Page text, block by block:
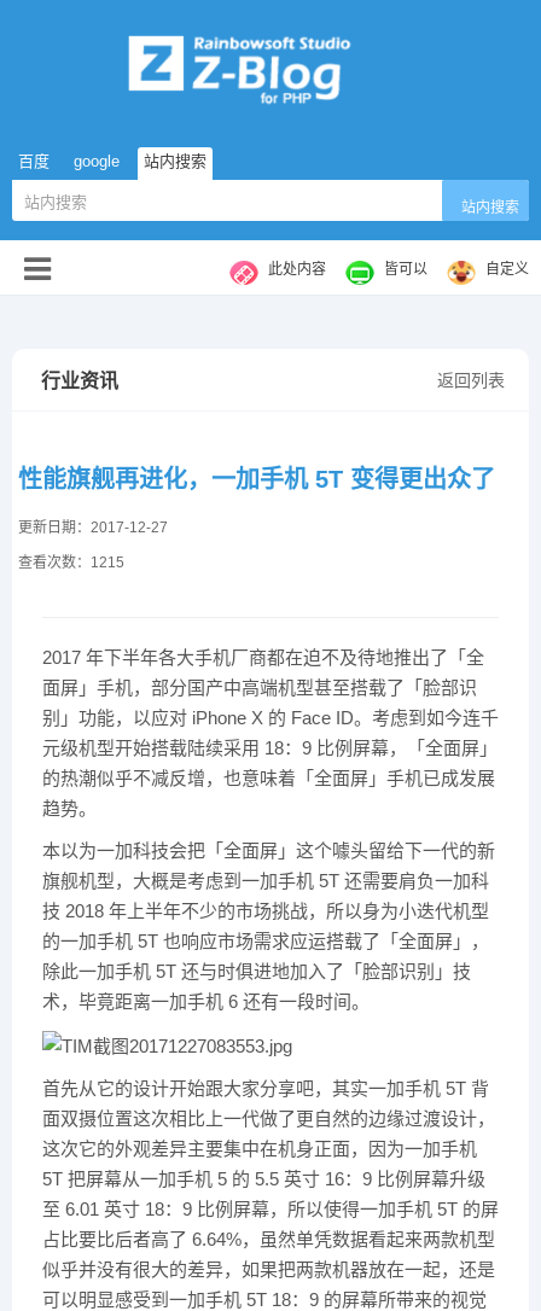
百度 google 站内搜索
站内搜索
此处内容 皆可以 自定义
返回列表
行业资讯
性能旗舰再进化，一加手机 5T 变得更出众了
更新日期：2017-12-27
查看次数：1215
2017 年下半年各大手机厂商都在迫不及待地推出了「全
面屏」手机，部分国产中高端机型甚至搭载了「脸部识
别」功能，以应对 iPhone X 的 Face ID。考虑到如今连千
元级机型开始搭载陆续采用 18：9 比例屏幕，「全面屏」
的热潮似乎不减反增，也意味着「全面屏」手机已成发展
趋势。
本以为一加科技会把「全面屏」这个噱头留给下一代的新
旗舰机型，大概是考虑到一加手机 5T 还需要肩负一加科
技 2018 年上半年不少的市场挑战，所以身为小迭代机型
的一加手机 5T 也响应市场需求应运搭载了「全面屏」，
除此一加手机 5T 还与时俱进地加入了「脸部识别」技
术，毕竟距离一加手机 6 还有一段时间。
首先从它的设计开始跟大家分享吧，其实一加手机 5T 背
面双摄位置这次相比上一代做了更自然的边缘过渡设计，
这次它的外观差异主要集中在机身正面，因为一加手机
5T 把屏幕从一加手机 5 的 5.5 英寸 16：9 比例屏幕升级
至 6.01 英寸 18：9 比例屏幕，所以使得一加手机 5T 的屏
占比要比后者高了 6.64%，虽然单凭数据看起来两款机型
似乎并没有很大的差异，如果把两款机器放在一起，还是
可以明显感受到一加手机 5T 18：9 的屏幕所带来的视觉